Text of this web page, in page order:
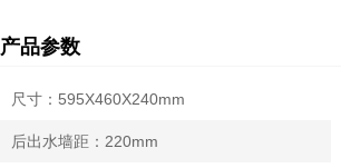
产品参数
尺寸：595X460X240mm
后出水墙距：220mm